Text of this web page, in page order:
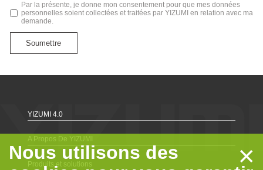
×
Nous utilisons des
Par la présente, je donne mon consentement pour que mes données
personnelles soient collectées et traitées par YIZUMI en relation avec ma
demande.
Soumettre
YIZUMI 4.0
A Propos De YIZUMI
Produits et solutions